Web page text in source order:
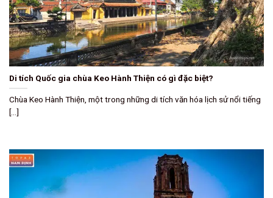
Di tích Quốc gia chùa Keo Hành Thiện có gì đặc biệt?
Chùa Keo Hành Thiện, một trong những di tích văn hóa lịch sử nổi tiếng
[...]